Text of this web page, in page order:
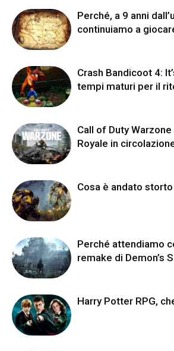
Perché, a 9 anni
continuiamo a
Crash Bandicoot 4:
tempi maturi per il
Call of Duty
Royale in
Cosa è andato
Perché attendiamo
remake di Demon’s
Harry Potter RPG,